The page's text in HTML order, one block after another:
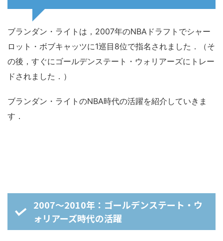
ブランダン・ライトは，2007年のNBAドラフトでシャー
ロット・ボブキャッツに1巡目8位で指名されました．（そ
の後，すぐにゴールデンステート・ウォリアーズにトレー
ドされました．）
ブランダン・ライトのNBA時代の活躍を紹介していきま
す．
2007～2010年：ゴールデンステート・ウ
ォリアーズ時代の活躍